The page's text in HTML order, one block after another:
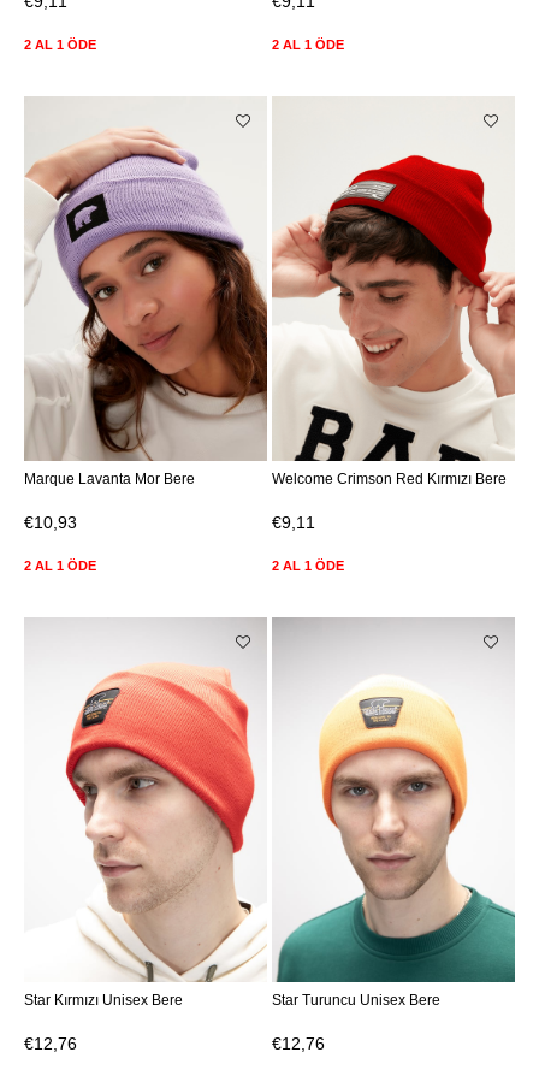
2 AL 1 ÖDE 2 AL 1 ÖDE
Marque Lavanta Mor Bere
€10,93
2 AL 1 ÖDE
Welcome Crimson Red Kırmızı Bere
€9,11
2 AL 1 ÖDE
Star Kırmızı Unisex Bere
€12,76
Star Turuncu Unisex Bere
€12,76